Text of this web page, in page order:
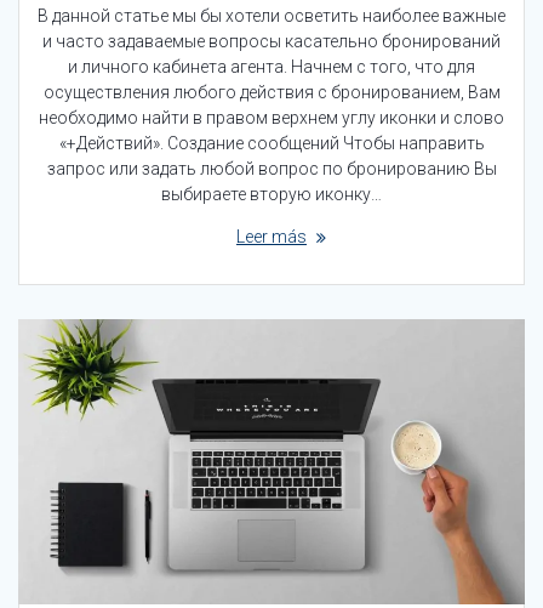
В данной статье мы бы хотели осветить наиболее важные
и часто задаваемые вопросы касательно бронирований
и личного кабинета агента. Начнем с того, что для
осуществления любого действия с бронированием, Вам
необходимо найти в правом верхнем углу иконки и слово
«+Действий». Создание сообщений Чтобы направить
запрос или задать любой вопрос по бронированию Вы
выбираете вторую иконку…
Leer más